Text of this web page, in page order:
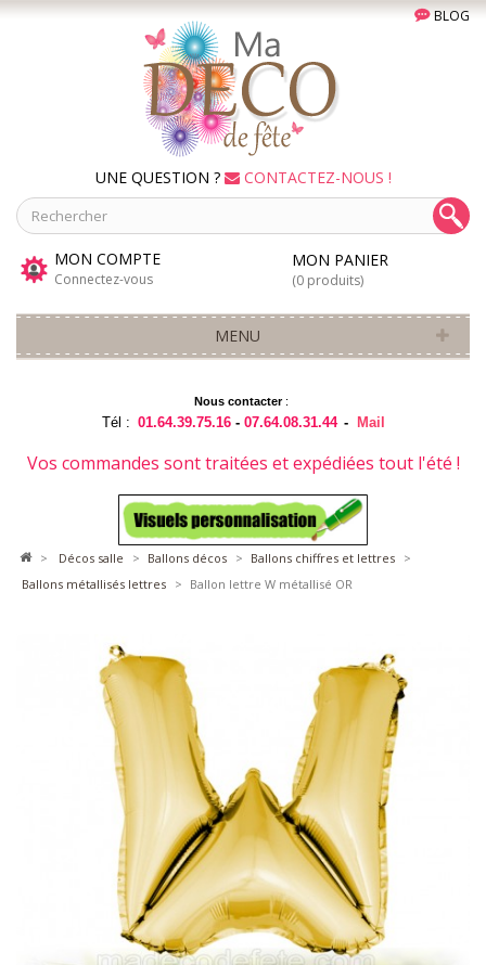
BLOG
UNE QUESTION ? CONTACTEZ-NOUS !
MON COMPTE
Connectez-vous
MON PANIER
(0 produits)
MENU
Nous contacter:
Tél : 01.64.39.75.16 -07.64.08.31.44 - Mail
Vos commandes sont traitées et expédiées tout l'été !
> décos salle > ballons décos > ballons chiffres et lettres >
ballons métallisés lettres > Ballon lettre W métallisé OR